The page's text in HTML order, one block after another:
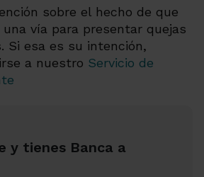
sobre el hecho de que
vía para presentar quejas
Si esa es su intención,
a nuestro Servicio de
y tienes Banca a